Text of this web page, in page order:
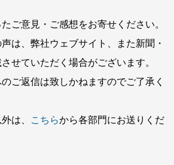
ご意見・ご感想をお寄せください。
は、弊社ウェブサイト、また新聞・
せていただく場合がございます。
ご返信は致しかねますのでご了承く
は、
こちらから各部門にお送りくだ